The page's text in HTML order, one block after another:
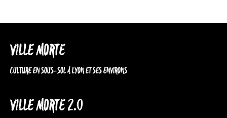
VILLE MORTE
CULTURE EN SOUS-SOL À LYON ET SES ENVIRONS
VILLE MORTE 2.0